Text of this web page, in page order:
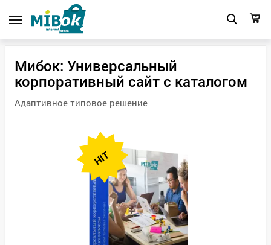
Мибок: Универсальный
корпоративный сайт с каталогом
Адаптивное типовое решение
HIT